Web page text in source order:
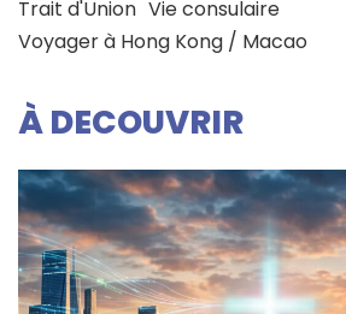
Trait d'Union Vie consulaire
Voyager à Hong Kong / Macao
À DECOUVRIR